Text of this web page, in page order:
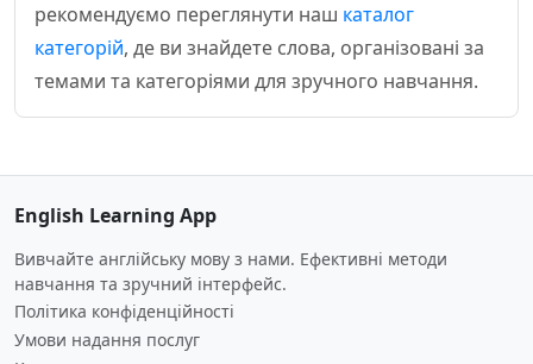
рекомендуємо переглянути наш каталог
категорій, де ви знайдете слова, організовані за
темами та категоріями для зручного навчання.
English Learning App
Вивчайте англійську мову з нами. Ефективні методи
навчання та зручний інтерфейс.
Політика конфіденційності
Умови надання послуг